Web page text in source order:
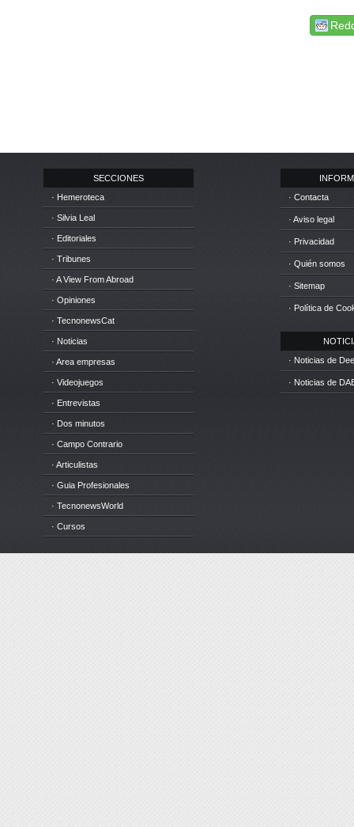
SECCIONES
· Hemeroteca
· Silvia Leal
· Editoriales
· Tribunes
· A View From Abroad
· Opiniones
· TecnonewsCat
· Noticias
· Area empresas
· Videojuegos
· Entrevistas
· Dos minutos
· Campo Contrario
· Articulistas
· Guia Profesionales
· TecnonewsWorld
· Cursos
· Contacta
· Aviso legal
· Privacidad
· Quién somos
· Sitemap
· Política de
· Noticias de
· Noticias de